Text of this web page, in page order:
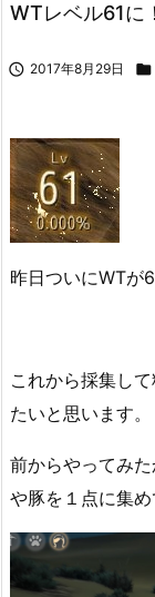
WTレベル61に
 2017年8月29日 
昨日ついにWTが
これから採集し
たいと思います。
前からやってみ
や豚を１点に集